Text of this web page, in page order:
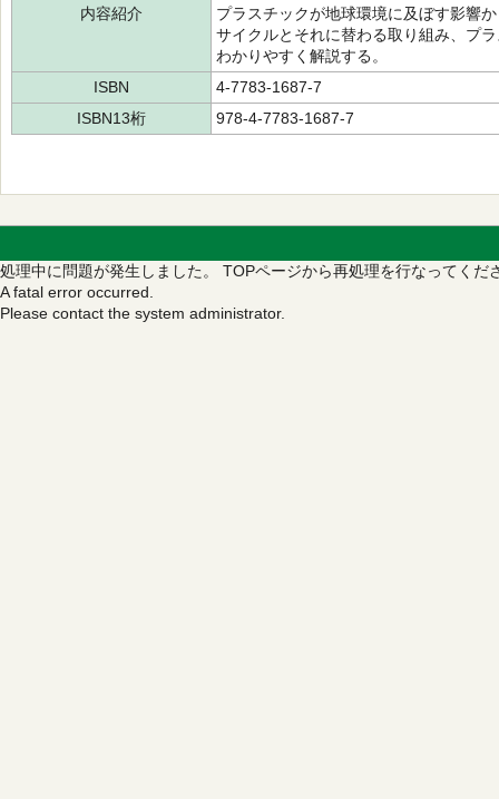
内容紹介
プラスチックが地球環境に及ぼす影響
サイクルとそれに替わる取り組み、プ
わかりやすく解説する。
ISBN
4-7783-1687-7
ISBN13桁
978-4-7783-1687-7
処理中に問題が発生しました。 TOPページから再処理を行なってくだ
A fatal error occurred.
Please contact the system administrator.